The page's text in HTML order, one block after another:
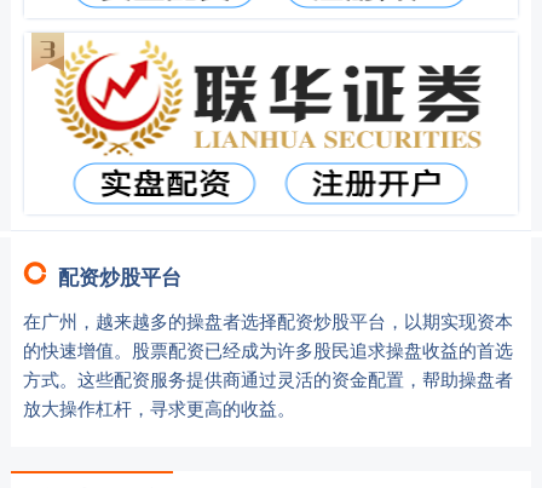
配资炒股平台
在广州，越来越多的操盘者选择配资炒股平台，以期实现资本
的快速增值。股票配资已经成为许多股民追求操盘收益的首选
方式。这些配资服务提供商通过灵活的资金配置，帮助操盘者
放大操作杠杆，寻求更高的收益。